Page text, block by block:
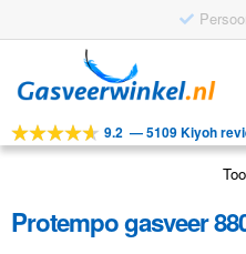
door
navigatie
naar
inhoud
Tools
Toepassingen
9.2 —5109 Kiyoh
Protempo gasveer